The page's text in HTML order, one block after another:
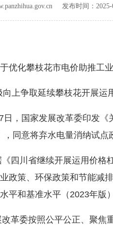
发布时间：
化攀枝花市电价助推工业
争取延续攀枝花开展运
国家发展改革委印发《
，同意将弃水电量消纳试
川省继续开展运用价格杠
政策、环保政策和节能减
平和基准水平（2023年版
委按照公平公正、聚焦重